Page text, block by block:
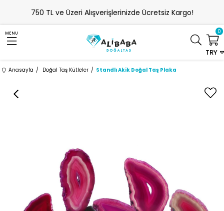
750 TL ve Üzeri Alışverişlerinizde Ücretsiz Kargo!
MENU
TRY
0
Anasayfa Doğal Taş Kütleler Standlı Akik Doğal Taş Plaka